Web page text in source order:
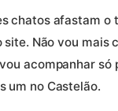
chatos afastam o
Não vou mais
acompanhar só
um no Castelão.